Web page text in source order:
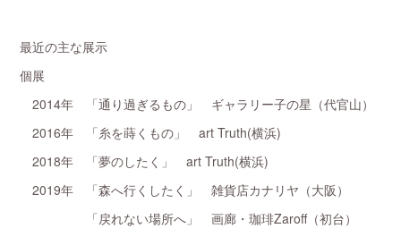
最近の主な展示
個展
2014年 「通り過ぎるもの」 ギャラリー子の星（代官山）
2016年 「糸を蒔くもの」 art Truth(横浜)
2018年 「夢のしたく」 art Truth(横浜)
2019年 「森へ行くしたく」 雑貨店カナリヤ（大阪）
「戻れない場所へ」 画廊・珈琲Zaroff（初台）